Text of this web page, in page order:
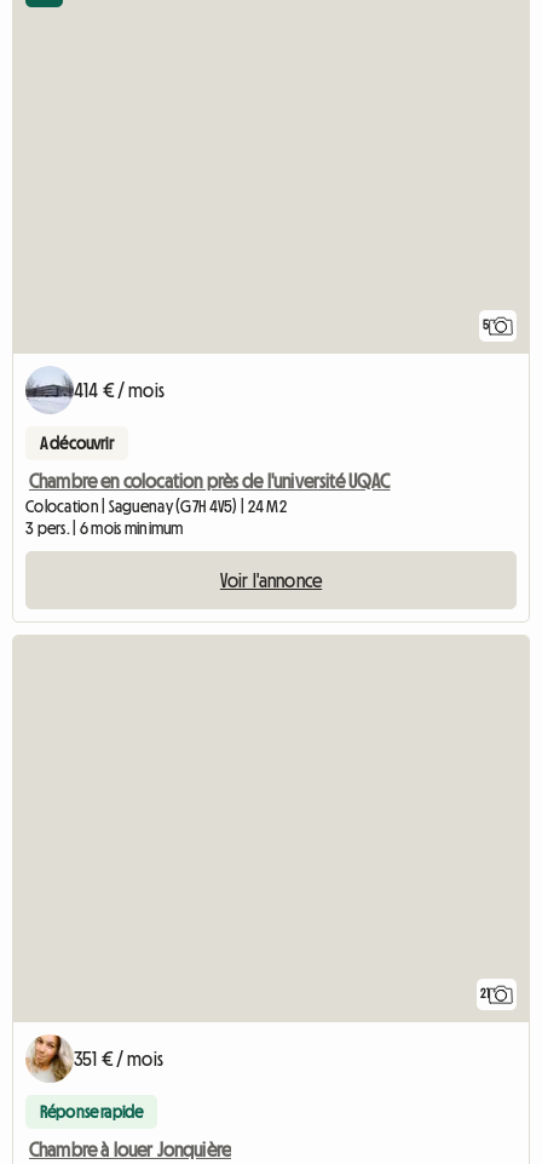
5
414 € / mois
A découvrir
Chambre en colocation près de l'université UQAC
Colocation | Saguenay (G7H 4V5) | 24 M2
3 pers. | 6 mois minimum
Voir l'annonce
21
351 € / mois
Réponse rapide
Chambre à louer Jonquière